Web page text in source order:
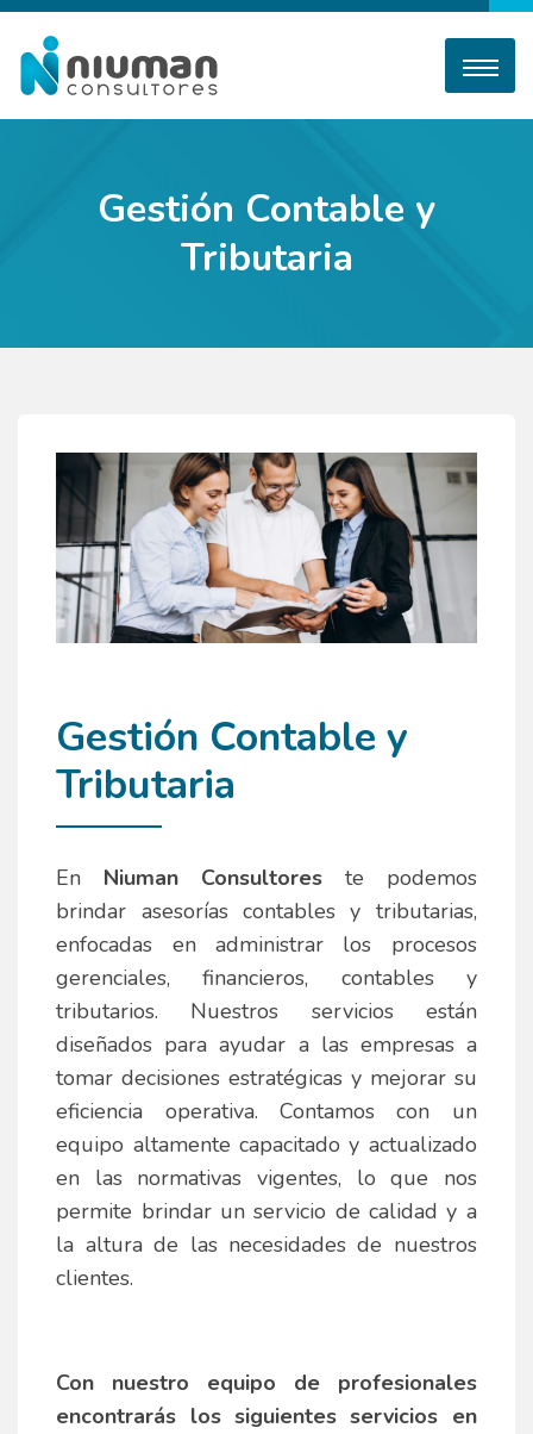
Gestión Contable y
Tributaria
Gestión Contable y
Tributaria
En Niuman Consultores te podemos
brindar asesorías contables y tributarias,
enfocadas en administrar los procesos
gerenciales, financieros, contables y
tributarios. Nuestros servicios están
diseñados para ayudar a las empresas a
tomar decisiones estratégicas y mejorar su
eficiencia operativa. Contamos con un
equipo altamente capacitado y actualizado
en las normativas vigentes, lo que nos
permite brindar un servicio de calidad y a
la altura de las necesidades de nuestros
clientes.
Con nuestro equipo de profesionales
encontrarás los siguientes servicios en